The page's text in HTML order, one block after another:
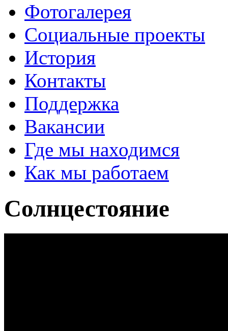
Фотогалерея
Социальные проекты
История
Контакты
Поддержка
Вакансии
Где мы находимся
Как мы работаем
Солнцестояние